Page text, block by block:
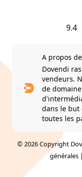
9.4
A propos
Dovendi
vendeurs.
de
dans le but
toutes les
© 2026 Copyright
générales |